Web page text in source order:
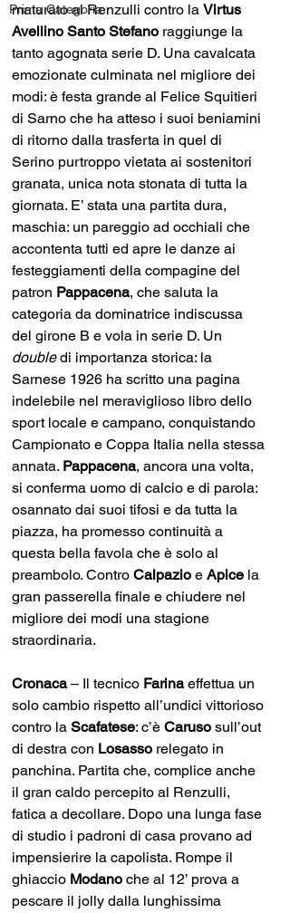
Prima Categoria
maturato al Renzulli contro la Virtus
Avellino Santo Stefano raggiunge la
tanto agognata serie D. Una cavalcata
emozionate culminata nel migliore dei
modi: è festa grande al Felice Squitieri
di Sarno che ha atteso i suoi beniamini
di ritorno dalla trasferta in quel di
Serino purtroppo vietata ai sostenitori
granata, unica nota stonata di tutta la
giornata. E’ stata una partita dura,
maschia: un pareggio ad occhiali che
accontenta tutti ed apre le danze ai
festeggiamenti della compagine del
patron Pappacena, che saluta la
categoria da dominatrice indiscussa
del girone B e vola in serie D. Un
double di importanza storica: la
Sarnese 1926 ha scritto una pagina
indelebile nel meraviglioso libro dello
sport locale e campano, conquistando
Campionato e Coppa Italia nella stessa
annata. Pappacena, ancora una volta,
si conferma uomo di calcio e di parola:
osannato dai suoi tifosi e da tutta la
piazza, ha promesso continuità a
questa bella favola che è solo al
preambolo. Contro Calpazio e Apice la
gran passerella finale e chiudere nel
migliore dei modi una stagione
straordinaria.
Cronaca – Il tecnico Farina effettua un
solo cambio rispetto all’undici vittorioso
contro la Scafatese: c’è Caruso sull’out
di destra con Losasso relegato in
panchina. Partita che, complice anche
il gran caldo percepito al Renzulli,
fatica a decollare. Dopo una lunga fase
di studio i padroni di casa provano ad
impensierire la capolista. Rompe il
ghiaccio Modano che al 12’ prova a
pescare il jolly dalla lunghissima